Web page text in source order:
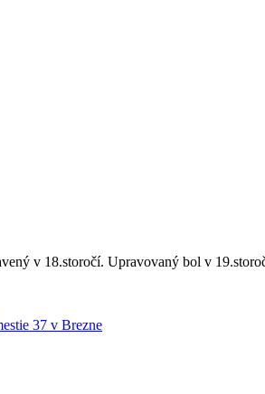
v 18.storočí. Upravovaný bol v
37 v Brezne